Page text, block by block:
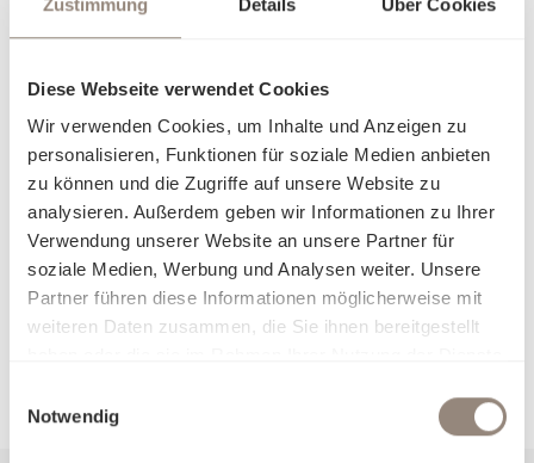
Diese Webseite verwendet Cookies
Wir verwenden Cookies, um Inhalte und Anzeigen zu
personalisieren, Funktionen für soziale Medien anbieten
zu können und die Zugriffe auf unsere Website zu
analysieren. Außerdem geben wir Informationen zu Ihrer
Verwendung unserer Website an unsere Partner für
soziale Medien, Werbung und Analysen weiter. Unsere
Partner führen diese Informationen möglicherweise mit
weiteren Daten zusammen, die Sie ihnen bereitgestellt
Notwendig
Leintuch
In den Warenkorb
Preise inkl. MwSt. zzgl. Versandkosten. Gratisversand ab CHF/€
150.-
Mehr Produktinformationen